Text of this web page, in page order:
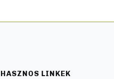
HASZNOS LINKEK